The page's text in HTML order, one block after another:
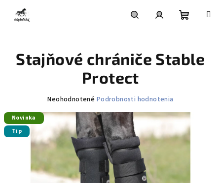
obsah
košík
Stajňové chrániče Stable
Protect
Priemerné
produktu
je
0,0
z
hviezdičiek.
Neohodnotené Podrobnosti hodnotenia
Novinka
Tip